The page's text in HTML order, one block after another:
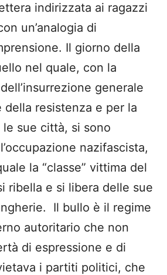
indirizzata ai ragazzi
un’analogia di
Il giorno della
nel quale, con la
generale
resistenza e per la
le sue città, si sono
nazifascista,
la “classe” vittima del
ribella e si libera delle sue
Il bullo è il regime
autoritario che non
di espressione e di
i partiti politici, che